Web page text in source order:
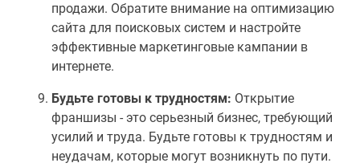
продажи. Обратите внимание на оптимизацию
сайта для поисковых систем и настройте
эффективные маркетинговые кампании в
интернете.
Будьте готовы к трудностям: Открытие
франшизы - это серьезный бизнес, требующий
усилий и труда. Будьте готовы к трудностям и
неудачам, которые могут возникнуть по пути.